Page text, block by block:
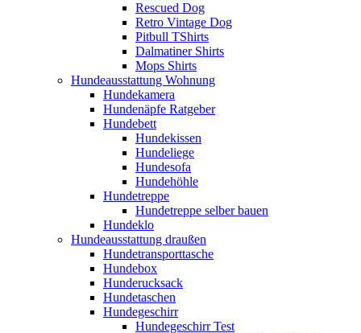
Rescued Dog
Retro Vintage Dog
Pitbull TShirts
Dalmatiner Shirts
Mops Shirts
Hundeausstattung Wohnung
Hundekamera
Hundenäpfe Ratgeber
Hundebett
Hundekissen
Hundeliege
Hundesofa
Hundehöhle
Hundetreppe
Hundetreppe selber bauen
Hundeklo
Hundeausstattung draußen
Hundetransporttasche
Hundebox
Hunderucksack
Hundetaschen
Hundegeschirr
Hundegeschirr Test